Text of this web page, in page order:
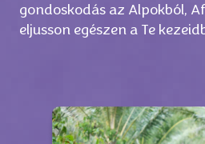
gondoskodás az Alpokból,
eljusson egészen a Te